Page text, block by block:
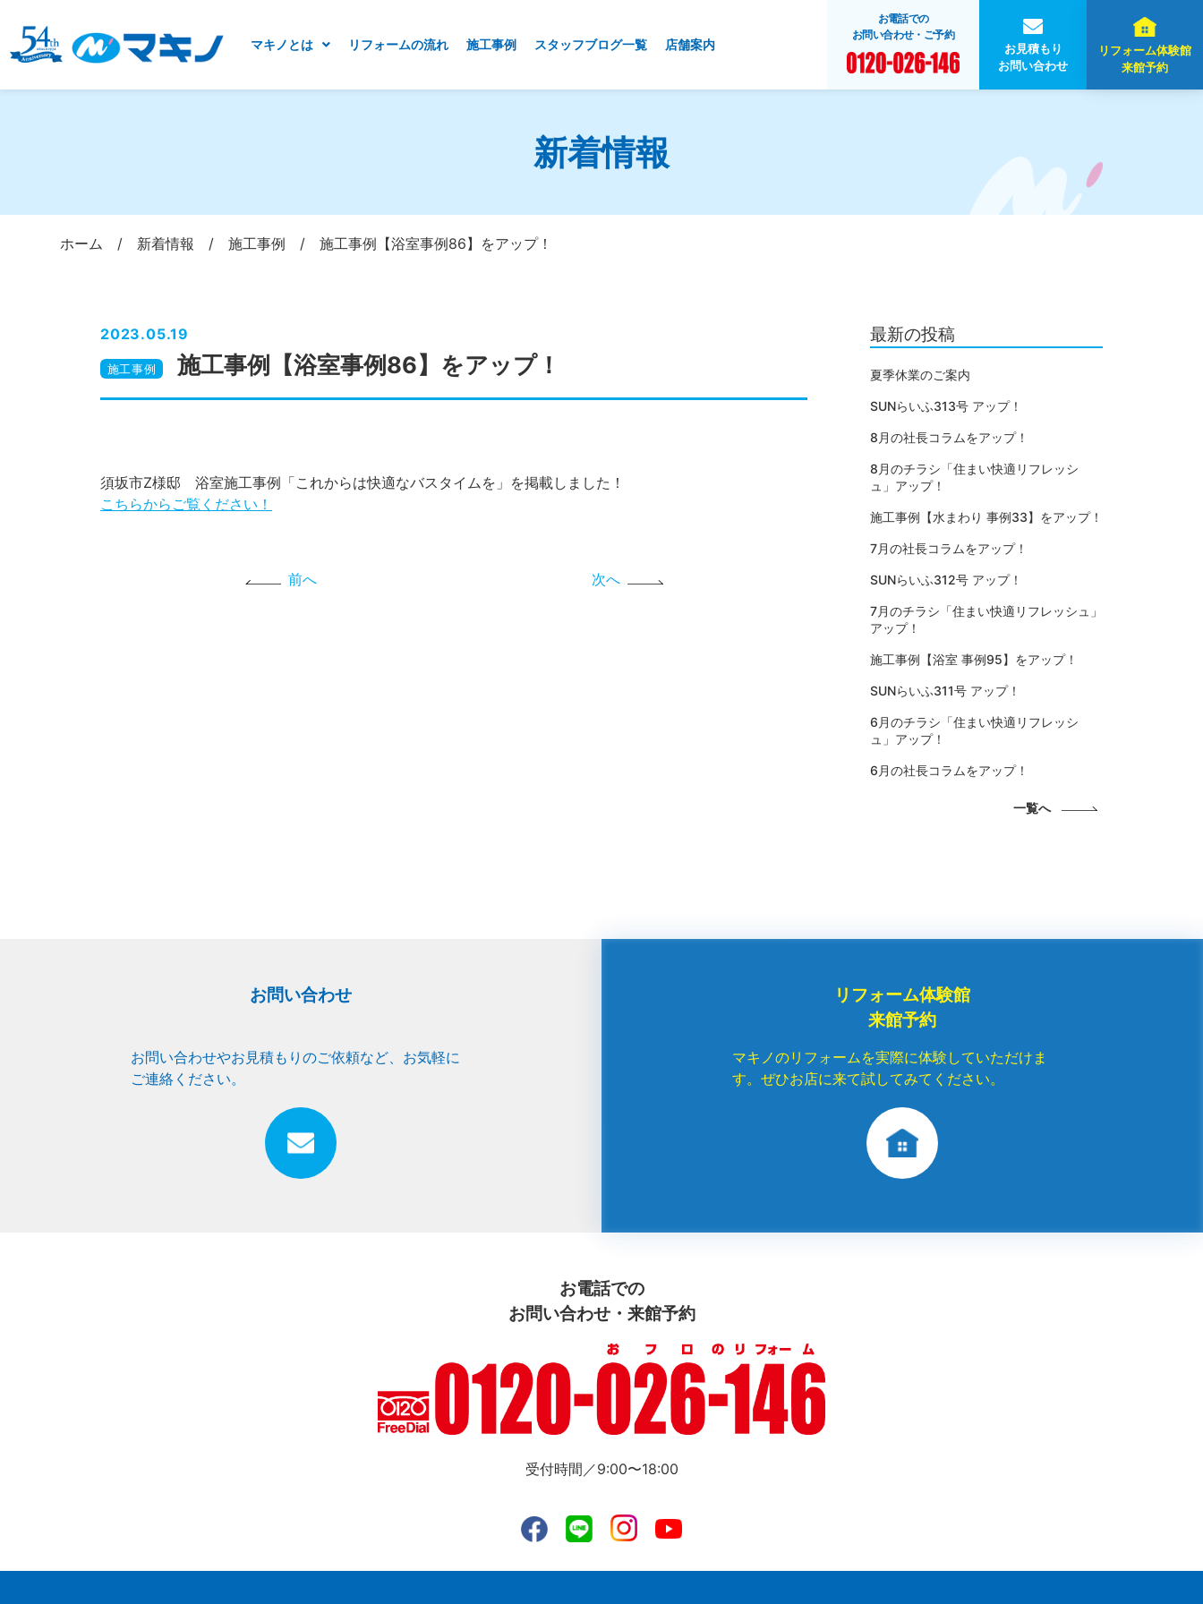
マキノとは リフォームの流れ 施工事例 スタッフブログ一覧 店舗案内
お電話での
お問い合わせ・ご予約
お見積もり
お問い合わせ
リフォーム体験館
来館予約
新着情報
ホーム / 新着情報 /施工事例 /施工事例【浴室事例86】をアップ！
2023.05.19
施工事例 施工事例【浴室事例86】をアップ！
須坂市Z様邸 浴室施工事例「これからは快適なバスタイムを」を掲載しました！
こちらからご覧ください！
前へ 次へ
最新の投稿
夏季休業のご案内
SUNらいふ313号 アップ！
8月の社長コラムをアップ！
8月のチラシ「住まい快適リフレッシ
ュ」アップ！
施工事例【水まわり 事例33】をアップ！
7月の社長コラムをアップ！
SUNらいふ312号 アップ！
7月のチラシ「住まい快適リフレッシュ」
アップ！
施工事例【浴室 事例95】をアップ！
SUNらいふ311号 アップ！
6月のチラシ「住まい快適リフレッシ
ュ」アップ！
6月の社長コラムをアップ！
一覧へ
お問い合わせ
お問い合わせやお見積もりのご依頼など、お気軽に
ご連絡ください。
リフォーム体験館
来館予約
マキノのリフォームを実際に体験していただけま
す。ぜひお店に来て試してみてください。
お電話での
お問い合わせ・来館予約
受付時間／9:00〜18:00